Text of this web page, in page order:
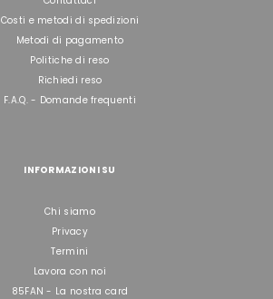
Costi e metodi di spedizioni
Metodi di pagamento
Politiche di reso
Richiedi reso
F.A.Q. - Domande frequenti
INFORMAZIONI SU
Chi siamo
Privacy
Termini
Lavora con noi
85FAN - La nostra card